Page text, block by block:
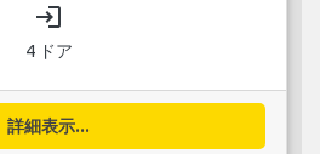
login
4 ドア
詳細表示...